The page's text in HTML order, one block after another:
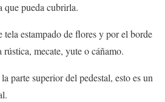
que pueda cubrirla.
estampado de flores y por el borde
mecate, yute o cáñamo.
parte superior del pedestal, esto es un